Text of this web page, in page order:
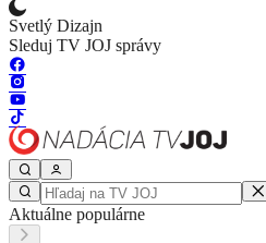
Svetlý Dizajn
Sleduj TV JOJ správy
Aktuálne populárne